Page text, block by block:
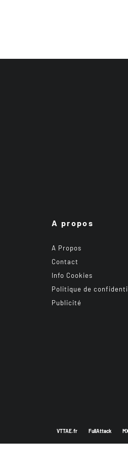
A propos
A Propos
Contact
Info Cookies
Politique de
Publicité
VTTAE.fr FullAttack